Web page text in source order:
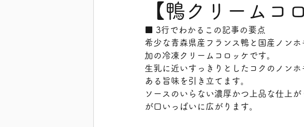
【鴨クリームコ
■ 3行でわかるこの記事の要点
希少な青森県産フランス鴨と国産ノン
加の冷凍クリームコロッケです。
生乳に近いすっきりとしたコクのノン
ある旨味を引き立てます。
ソースのいらない濃厚かつ上品な仕上
が口いっぱいに広がります。